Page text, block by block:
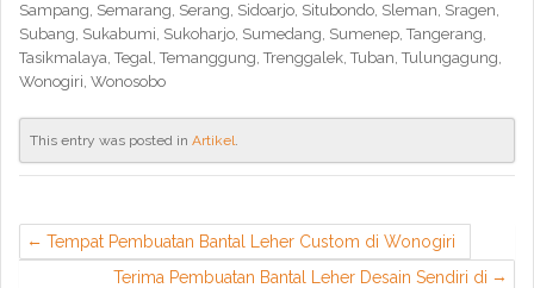
Sampang, Semarang, Serang, Sidoarjo, Situbondo, Sleman, Sragen,
Subang, Sukabumi, Sukoharjo, Sumedang, Sumenep, Tangerang,
Tasikmalaya, Tegal, Temanggung, Trenggalek, Tuban, Tulungagung,
Wonogiri, Wonosobo
This entry was posted in Artikel.
Tempat Pembuatan Bantal Leher Custom di Wonogiri
Terima Pembuatan Bantal Leher Desain Sendiri di